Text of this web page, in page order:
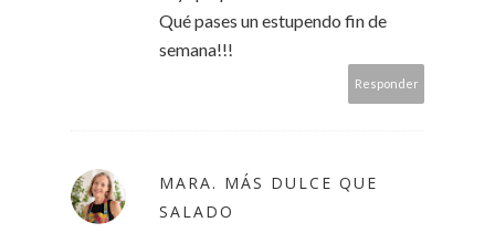
Qué pases un estupendo fin de
semana!!!
Responder
MARA. MÁS DULCE QUE
SALADO